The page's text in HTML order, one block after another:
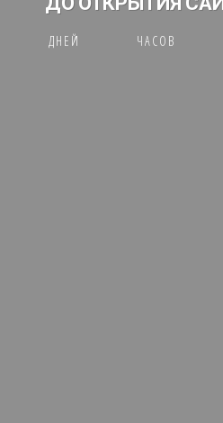
ДНЕЙ ЧАСОВ